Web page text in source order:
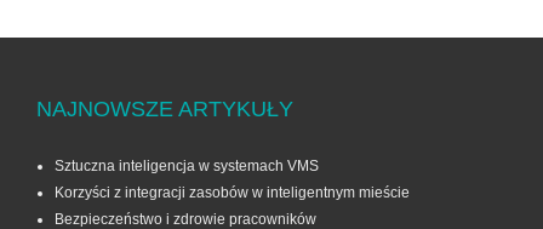
NAJNOWSZE ARTYKUŁY
Sztuczna inteligencja w systemach VMS
Korzyści z integracji zasobów w inteligentnym mieście
Bezpieczeństwo i zdrowie pracowników